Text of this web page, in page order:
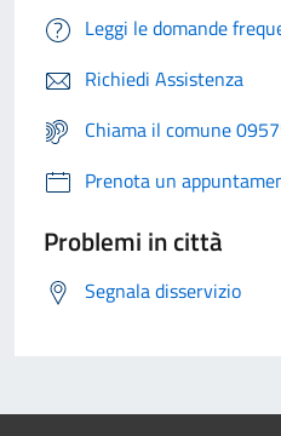
Leggi le domande
Richiedi Assistenza
Chiama il comune
Prenota un
Problemi in città
Segnala disservizio